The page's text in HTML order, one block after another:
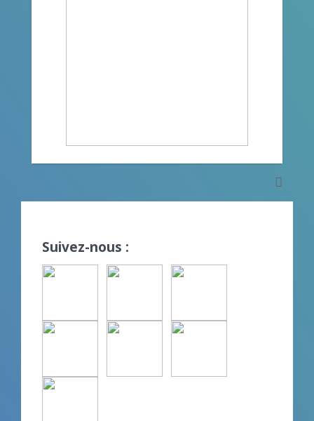
Suivez-nous :